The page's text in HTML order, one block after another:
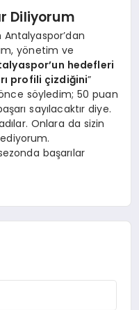
Diliyorum
Antalyaspor’dan
yönetim ve
hedefleri
profili çizdiğini”
söyledim; 50 puan
sayılacaktır diye.
Onlara da sizin
başarılar